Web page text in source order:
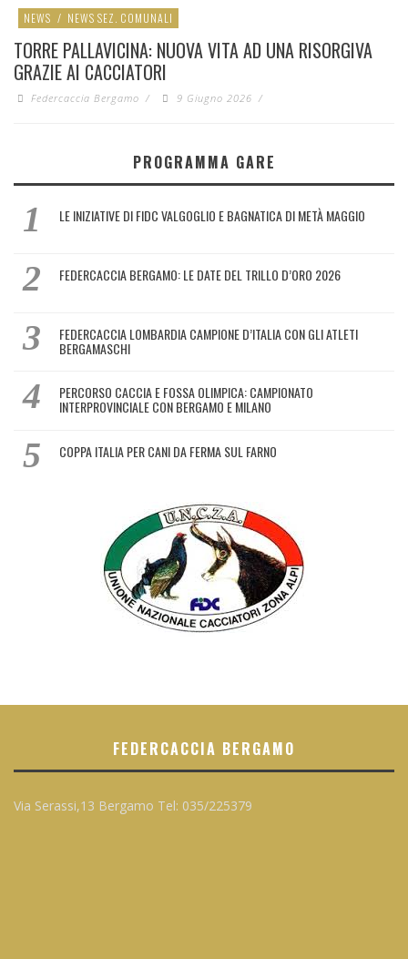
NEWS / NEWS SEZ. COMUNALI
TORRE PALLAVICINA: NUOVA VITA AD UNA RISORGIVA
GRAZIE AI CACCIATORI
Federcaccia Bergamo / 9 Giugno 2026 /
PROGRAMMA GARE
LE INIZIATIVE DI FIDC VALGOGLIO E BAGNATICA DI METÀ MAGGIO
FEDERCACCIA BERGAMO: LE DATE DEL TRILLO D’ORO 2026
FEDERCACCIA LOMBARDIA CAMPIONE D’ITALIA CON GLI ATLETI
BERGAMASCHI
PERCORSO CACCIA E FOSSA OLIMPICA: CAMPIONATO
INTERPROVINCIALE CON BERGAMO E MILANO
COPPA ITALIA PER CANI DA FERMA SUL FARNO
FEDERCACCIA BERGAMO
Via Serassi,13 Bergamo Tel: 035/225379